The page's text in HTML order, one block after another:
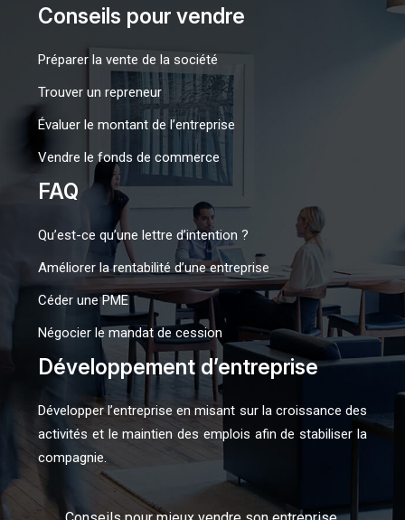
Conseils pour vendre
Préparer la vente de la société
Trouver un repreneur
Évaluer le montant de l’entreprise
Vendre le fonds de commerce
FAQ
Qu’est-ce qu’une lettre d’intention ?
Améliorer la rentabilité d’une entreprise
Céder une PME
Négocier le mandat de cession
Développement d’entreprise
Développer l’entreprise en misant sur la croissance des
activités et le maintien des emplois afin de stabiliser la
compagnie.